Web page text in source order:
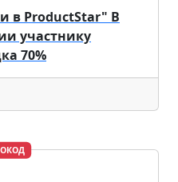
в ProductStar" В
участнику
70%